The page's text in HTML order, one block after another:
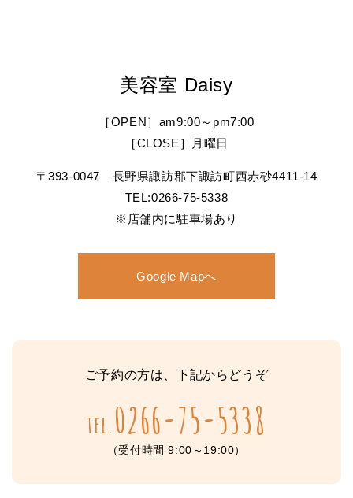
美容室 Daisy
［OPEN］am9:00～pm7:00
［CLOSE］月曜日
〒393-0047 長野県諏訪郡下諏訪町西赤砂4411-14
TEL:0266-75-5338
※店舗内に駐車場あり
Google Mapへ
ご予約の方は、下記からどうぞ
tel.0266-75-5338
（受付時間 9:00～19:00）